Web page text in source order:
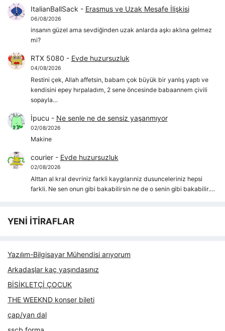
ItalianBallSack - Erasmus ve Uzak Mesafe İlişkisi
06/08/2026
insanın güzel ama sevdiğinden uzak anlarda aşkı aklına gelmez
mi?
RTX 5080 - Evde huzursuzluk
04/08/2026
Restini çek, Allah affetsin, babam çok büyük bir yanlış yaptı ve
kendisini epey hırpaladım, 2 sene öncesinde babaannem çivili
sopayla…
İpucu - Ne senle ne de sensiz yaşanmıyor
02/08/2026
Makine
courier- Evde huzursuzluk
02/08/2026
Alttan al kral devriniz farkli kaygılarıniz dusunceleriniz hepsi
farkli. Ne sen onun gibi bakabilirsin ne de o senin gibi bakabilir.…
YENİ İTİRAFLAR
Yazılım-Bilgisayar Mühendisi arıyorum
Arkadaşlar kaç yaşındasınız
BİSİKLETÇİ ÇOCUK
THE WEEKND konser bileti
çap/yan dal